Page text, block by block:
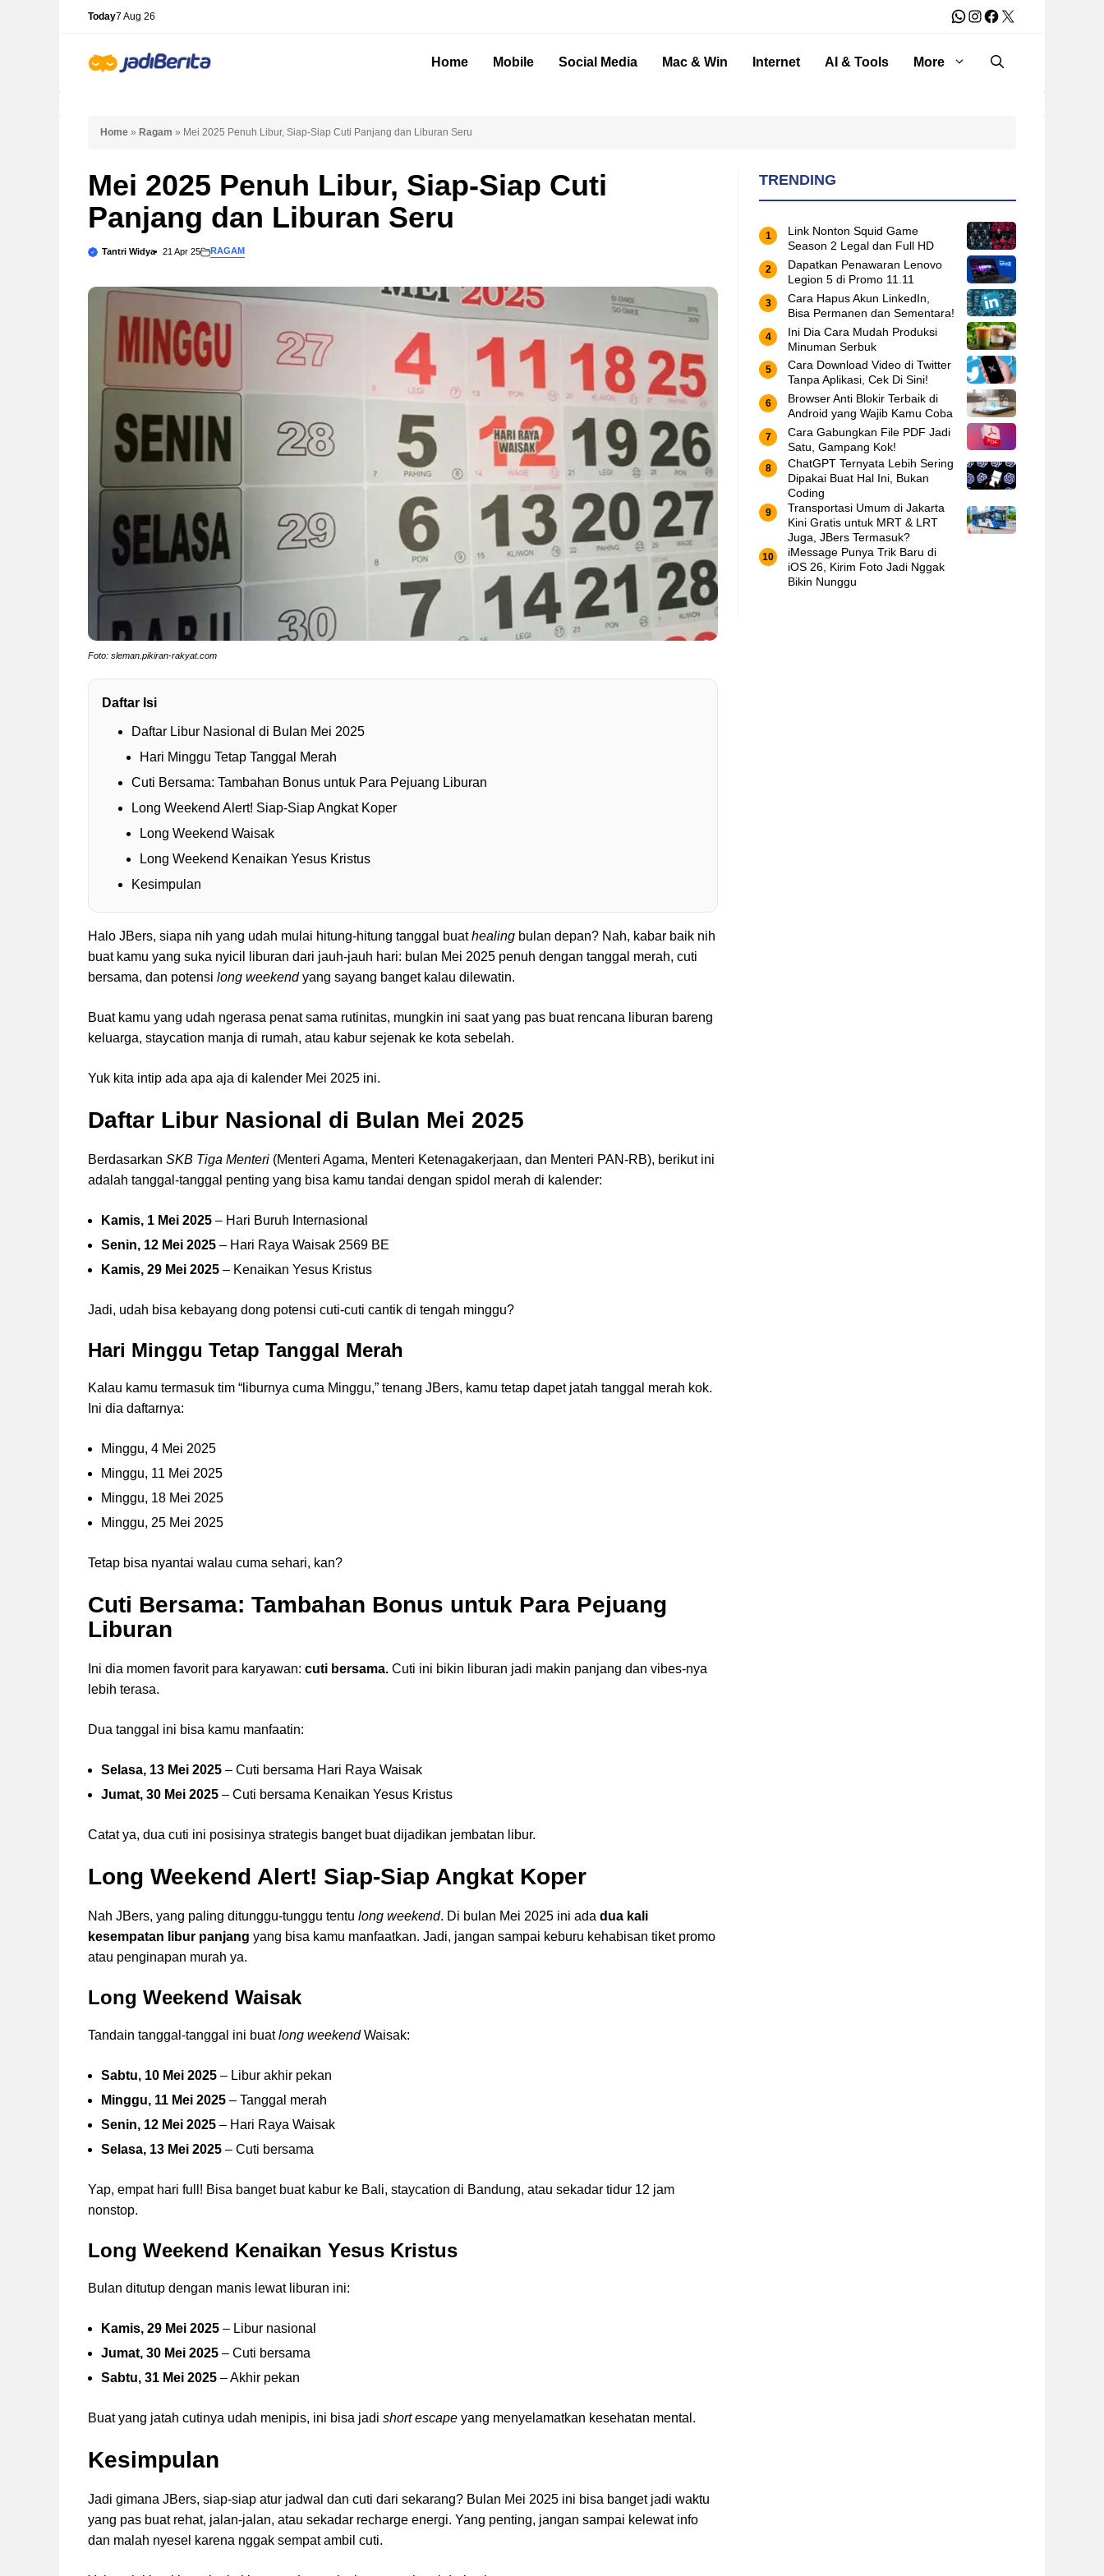
Today7 Aug 26 WhatsApp
Instagram
Facebook
X
Home Mobile Social Media Mac & Win Internet AI & Tools More
Home » Ragam » Mei 2025 Penuh Libur, Siap-Siap Cuti Panjang dan Liburan Seru
Mei 2025 Penuh Libur, Siap-Siap Cuti
Panjang dan Liburan Seru
Tantri Widya 21 Apr 25 RAGAM
Foto: sleman.pikiran-rakyat.com
Daftar Isi
Daftar Libur Nasional di Bulan Mei 2025
Hari Minggu Tetap Tanggal Merah
Cuti Bersama: Tambahan Bonus untuk Para Pejuang Liburan
Long Weekend Alert! Siap-Siap Angkat Koper
Long Weekend Waisak
Long Weekend Kenaikan Yesus Kristus
Kesimpulan
Halo JBers, siapa nih yang udah mulai hitung-hitung tanggal buathealing bulan depan? Nah, kabar baik nih
buat kamu yang suka nyicil liburan dari jauh-jauh hari: bulan Mei 2025 penuh dengan tanggal merah, cuti
bersama, dan potensi long weekendyang sayang banget kalau dilewatin.
Buat kamu yang udah ngerasa penat sama rutinitas, mungkin ini saat yang pas buat rencana liburan bareng
keluarga, staycation manja di rumah, atau kabur sejenak ke kota sebelah.
Yuk kita intip ada apa aja di kalender Mei 2025 ini.
Daftar Libur Nasional di Bulan Mei 2025
Berdasarkan SKB Tiga Menteri (Menteri Agama, Menteri Ketenagakerjaan, dan Menteri PAN-RB), berikut ini
adalah tanggal-tanggal penting yang bisa kamu tandai dengan spidol merah di kalender:
Kamis, 1 Mei 2025 – Hari Buruh Internasional
Senin, 12 Mei 2025 – Hari Raya Waisak 2569 BE
Kamis, 29 Mei 2025 – Kenaikan Yesus Kristus
Jadi, udah bisa kebayang dong potensi cuti-cuti cantik di tengah minggu?
Hari Minggu Tetap Tanggal Merah
Kalau kamu termasuk tim “liburnya cuma Minggu,” tenang JBers, kamu tetap dapet jatah tanggal merah kok.
Ini dia daftarnya:
Minggu, 4 Mei 2025
Minggu, 11 Mei 2025
Minggu, 18 Mei 2025
Minggu, 25 Mei 2025
Tetap bisa nyantai walau cuma sehari, kan?
Cuti Bersama: Tambahan Bonus untuk Para Pejuang
Liburan
Ini dia momen favorit para karyawan: cuti bersama. Cuti ini bikin liburan jadi makin panjang dan vibes-nya
lebih terasa.
Dua tanggal ini bisa kamu manfaatin:
Selasa, 13 Mei 2025 – Cuti bersama Hari Raya Waisak
Jumat, 30 Mei 2025 – Cuti bersama Kenaikan Yesus Kristus
Catat ya, dua cuti ini posisinya strategis banget buat dijadikan jembatan libur.
Long Weekend Alert! Siap-Siap Angkat Koper
Nah JBers, yang paling ditunggu-tunggu tentu long weekend. Di bulan Mei 2025 ini ada dua kali
kesempatan libur panjang yang bisa kamu manfaatkan. Jadi, jangan sampai keburu kehabisan tiket promo
atau penginapan murah ya.
Long Weekend Waisak
Tandain tanggal-tanggal ini buatlong weekendWaisak:
Sabtu, 10 Mei 2025 – Libur akhir pekan
Minggu, 11 Mei 2025 – Tanggal merah
Senin, 12 Mei 2025 – Hari Raya Waisak
Selasa, 13 Mei 2025 – Cuti bersama
Yap, empat hari full! Bisa banget buat kabur ke Bali, staycation di Bandung, atau sekadar tidur 12 jam
nonstop.
Long Weekend Kenaikan Yesus Kristus
Bulan ditutup dengan manis lewat liburan ini:
Kamis, 29 Mei 2025 – Libur nasional
Jumat, 30 Mei 2025 – Cuti bersama
Sabtu, 31 Mei 2025 – Akhir pekan
Buat yang jatah cutinya udah menipis, ini bisa jadi short escape yang menyelamatkan kesehatan mental.
Kesimpulan
Jadi gimana JBers, siap-siap atur jadwal dan cuti dari sekarang? Bulan Mei 2025 ini bisa banget jadi waktu
yang pas buat rehat, jalan-jalan, atau sekadar recharge energi. Yang penting, jangan sampai kelewat info
dan malah nyesel karena nggak sempat ambil cuti.
TRENDING
Link Nonton Squid Game
Season 2 Legal dan Full HD
Dapatkan Penawaran Lenovo
Legion 5 di Promo 11.11
Cara Hapus Akun LinkedIn,
Bisa Permanen dan Sementara!
Ini Dia Cara Mudah Produksi
Minuman Serbuk
Cara Download Video di Twitter
Tanpa Aplikasi, Cek Di Sini!
Browser Anti Blokir Terbaik di
Android yang Wajib Kamu Coba
Cara Gabungkan File PDF Jadi
Satu, Gampang Kok!
ChatGPT Ternyata Lebih Sering
Dipakai Buat Hal Ini, Bukan
Coding
Transportasi Umum di Jakarta
Kini Gratis untuk MRT & LRT
Juga, JBers Termasuk?
iMessage Punya Trik Baru di
iOS 26, Kirim Foto Jadi Nggak
Bikin Nunggu